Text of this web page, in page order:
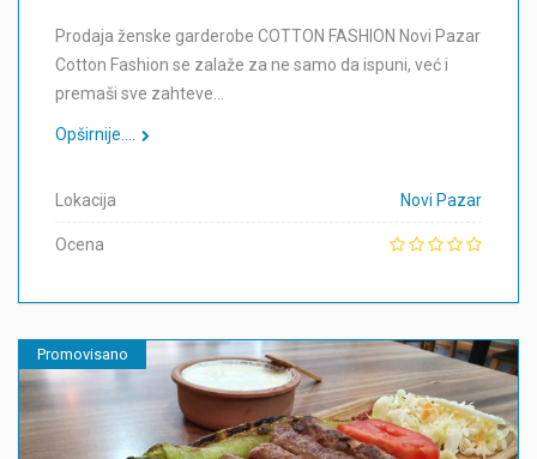
Prodaja ženske garderobe COTTON FASHION Novi Pazar
Cotton Fashion se zalaže za ne samo da ispuni, već i
premaši sve zahteve…
Opširnije....
Lokacija Novi Pazar
Ocena
Promovisano